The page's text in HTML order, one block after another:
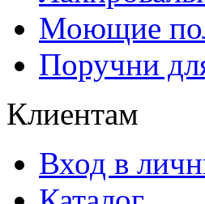
Моющие
Поручни
Клиентам
Вход в